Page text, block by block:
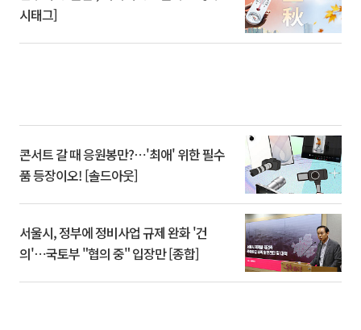
시태그]
콘서트 갈 때 응원봉만?⋯'최애' 위한 필수
품 등장이오! [솔드아웃]
서울시, 정부에 정비사업 규제 완화 '건
의'⋯국토부 "협의 중" 입장만 [종합]